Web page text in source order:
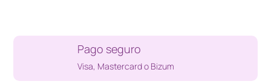
BLACK
Pago seguro
Visa, Mastercard o Bizum